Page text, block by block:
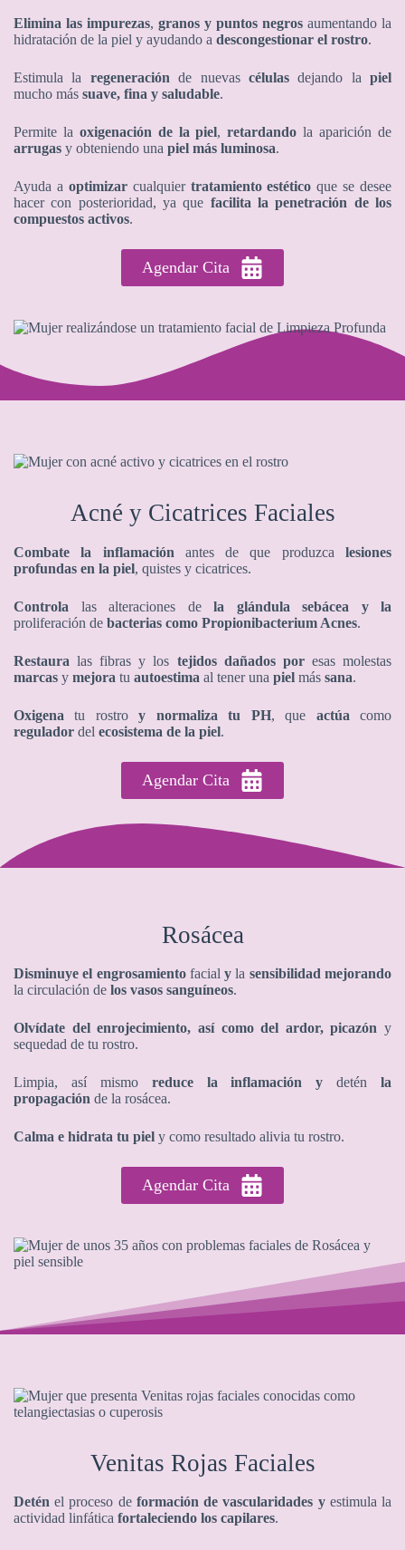
Elimina las impurezas, granos y puntos negros aumentando la
hidratación de la piel y ayudando a descongestionar el rostro.
Estimula la regeneraciónde nuevas célulasdejando la piel
mucho más suave, fina y saludable.
Permite la oxigenación de la piel,retardando la aparición de
arrugas y obteniendo una piel más luminosa.
Ayuda a optimizarcualquier tratamiento estético que se desee
hacer con posterioridad, ya que facilita la penetración de los
compuestos activos.
Agendar Cita
Acné y Cicatrices Faciales
Combate la inflamación antes de que produzcalesiones
profundas en la piel, quistes y cicatrices.
Controla las alteraciones de la glándula sebácea y la
proliferación de bacterias como Propionibacterium Acnes.
Restaura las fibras y los tejidos dañados poresas molestas
marcas y mejora tu autoestima al tener una piel más sana.
Oxigena tu rostroy normaliza tu PH, que actúa como
regulador del ecosistema de la piel.
Agendar Cita
Rosácea
Disminuye el engrosamientofacialy la sensibilidad mejorando
la circulación de los vasos sanguíneos.
Olvídate del enrojecimiento, así como del ardor, picazón y
sequedad de tu rostro.
Limpia, así mismo reduce la inflamación y detén la
propagación de la rosácea.
Calma e hidrata tu piel y como resultado alivia tu rostro.
Agendar Cita
Venitas Rojas Faciales
Detén el proceso de formación de vascularidades yestimula la
actividad linfática fortaleciendo los capilares.